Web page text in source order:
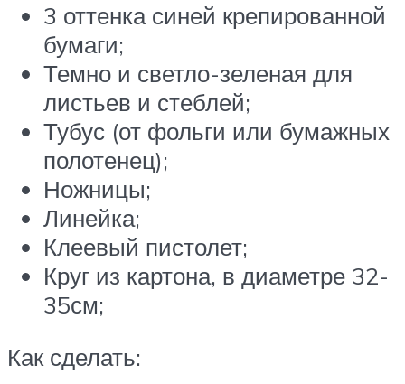
3 оттенка синей крепированной
бумаги;
Темно и светло-зеленая для
листьев и стеблей;
Тубус (от фольги или бумажных
полотенец);
Ножницы;
Линейка;
Клеевый пистолет;
Круг из картона, в диаметре 32-
35см;
Как сделать: